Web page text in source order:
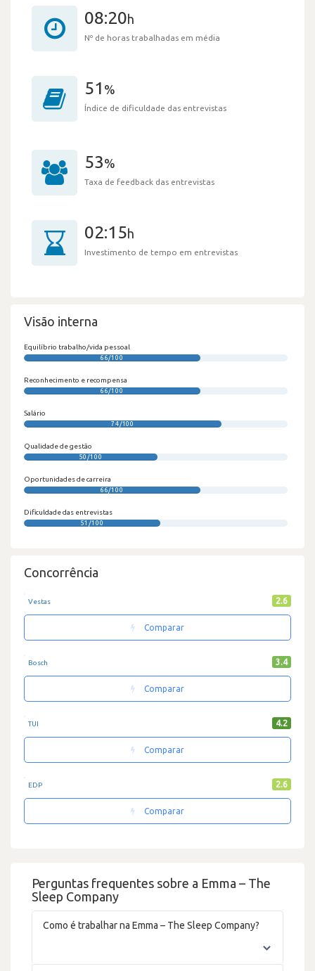
08:20h
Nº de horas trabalhadas em média
51 %
Índice de dificuldade das entrevistas
53%
Taxa de feedback das entrevistas
02:15h
Investimento de tempo em entrevistas
Perguntas frequentes sobre a Emma – The
Sleep Company
Como é trabalhar na Emma – The Sleep Company?
Visão interna
Equilíbrio trabalho/vida pessoal
66/100
Reconhecimento e recompensa
66/100
Salário
74/100
Qualidade de gestão
50/100
Oportunidades de carreira
66/100
Dificuldade das entrevistas
51/100
Concorrência
Vestas 2.6
Comparar
Bosch 3.4
Comparar
TUI 4.2
Comparar
EDP 2.6
Comparar